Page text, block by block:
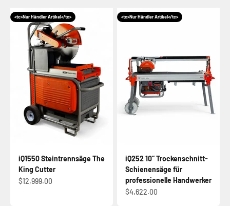
<tc>Nur Händler Artikel</tc>
iQ1550 Steintrennsäge The
King Cutter
Angebot
$12,999.00
<tc>Nur Händler Artikel</tc>
iQ252 10“ Trockenschnitt-
Schienensäge für
professionelle Handwerker
Angebot
$4,622.00